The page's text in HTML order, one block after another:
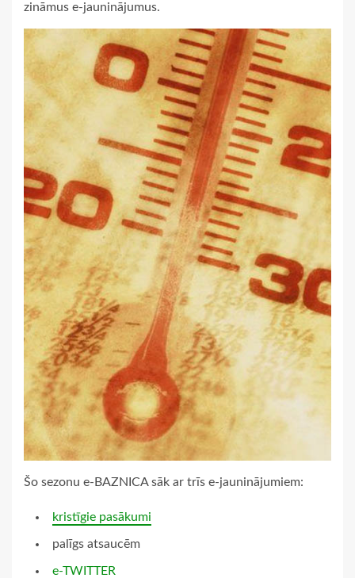
zināmus e-jauninājumus.
Šo sezonu e-BAZNICA sāk ar trīs e-jauninājumiem:
kristīgie pasākumi
palīgs atsaucēm
e-TWITTER